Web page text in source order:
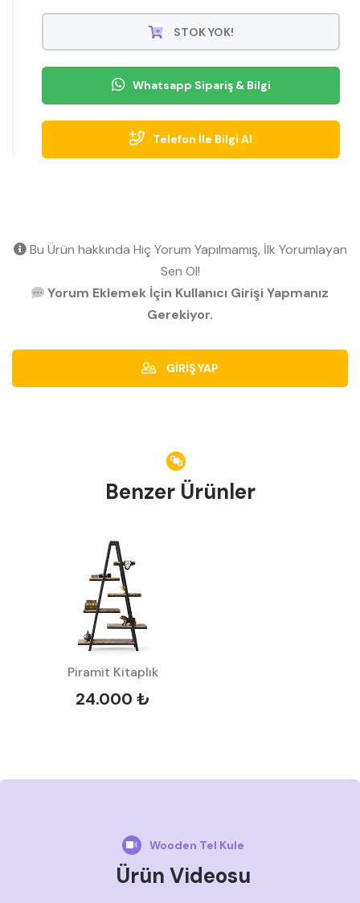
STOK YOK!
Whatsapp Sipariş & Bilgi
Telefon İle Bilgi Al
Bu Ürün hakkında Hiç Yorum Yapılmamış, İlk Yorumlayan
Sen Ol!
Yorum Eklemek İçin Kullanıcı Girişi Yapmanız
Gerekiyor.
GİRİŞ YAP
Benzer Ürünler
Piramit Kitaplık
24.000 ₺
Wooden Tel Kule
Ürün Videosu